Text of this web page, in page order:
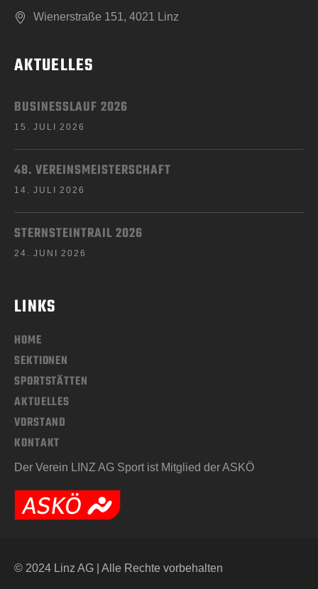
Wienerstraße 151, 4021 Linz
AKTUELLES
BUSINESSLAUF 2026
15. JULI 2026
48. VEREINSMEISTERSCHAFT
14. JULI 2026
STERNSTEINTRAIL 2026
24. JUNI 2026
LINKS
HOME
SEKTIONEN
SPORTSTÄTTEN
AKTUELLES
VORSTAND
KONTAKT
Der Verein LINZ AG Sport ist Mitglied der ASKÖ
© 2024 Linz AG | Alle Rechte vorbehalten